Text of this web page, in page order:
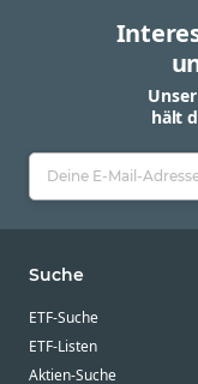
hält
Suche
ETF-Suche
ETF-Listen
Aktien-Suche